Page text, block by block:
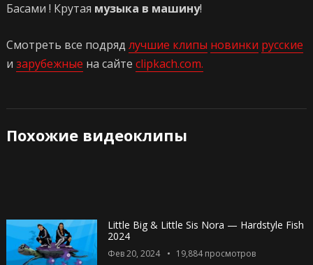
Басами ! Крутая музыка в машину!
Смотреть все подряд лучшие клипы новинки русские
и зарубежные на сайте clipkach.com.
Похожие видеоклипы
Little Big & Little Sis Nora — Hardstyle Fish
2024
Фев 20, 2024 19,884просмотров